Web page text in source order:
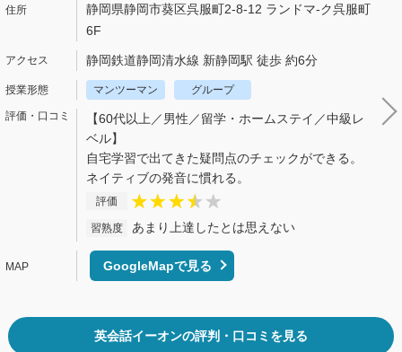
静岡県静岡市葵区呉服町2-8-12 ランドマ-ク呉服町
6F
静岡鉄道静岡清水線 新静岡駅 徒歩 約6分
マンツーマン グループ
【60代以上／男性／留学・ホームステイ／中級レ
ベル】
自宅学習で出てきた疑問点のチェックができる。
ネイティブの発音に慣れる。
評価
習熟度 あまり上達したとは思えない
GoogleMapで見る
英会話イーオンの評判・口コミを見る